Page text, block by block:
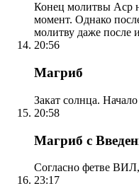
Конец молитвы Аср
момент. Однако
молитву даже после
20:56
Магриб
Закат солнца.
20:58
Магриб с
Согласно фетве
23:17